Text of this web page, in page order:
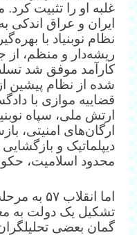
غلبه او را تثبیت
ایران و عراق اندکی
نظام نوبنیاد با
ریشه‌دار و منظم، از
کارآمد موفق شد
شده از نظام پیشین
قضاییه موازی با
ارتش ملی، سپاه
ارگان‌های امنیتی،
دیپلماتیک و
محدود اسلامیت،
اما
تشکیل یک دولت به
گمان بعضی